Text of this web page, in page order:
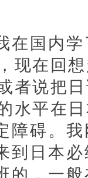
在国内
现在回
者说把
水平在
障碍。我
到日本
的，一